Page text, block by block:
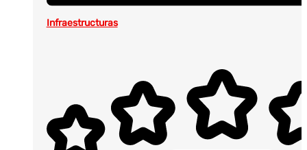
Infraestructuras